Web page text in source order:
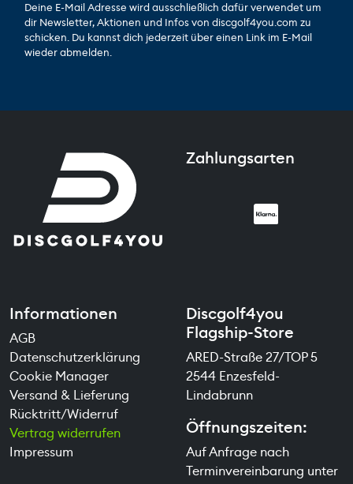
Deine E-Mail Adresse wird ausschließlich dafür verwendet um
dir Newsletter, Aktionen und Infos von discgolf4you.com zu
schicken. Du kannst dich jederzeit über einen Link im E-Mail
wieder abmelden.
Zahlungsarten
Informationen
AGB
Datenschutzerklärung
Cookie Manager
Versand & Lieferung
Rücktritt/Widerruf
Vertrag widerrufen
Impressum
Discgolf4you
Flagship-Store
ARED-Straße 27/TOP 5
2544 Enzesfeld-
Lindabrunn
Öffnungszeiten:
Auf Anfrage nach
Terminvereinbarung unter